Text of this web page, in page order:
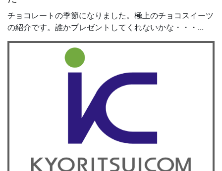
チョコレートの季節になりました。極上のチョコスイーツ
の紹介です。誰かプレゼントしてくれないかな・・・...